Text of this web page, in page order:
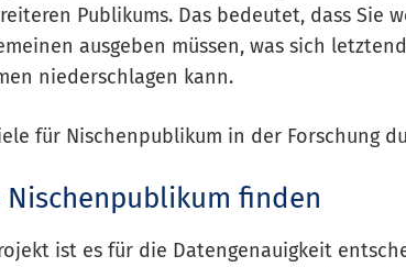
Publikums. Das bedeutet, dass Sie
ausgeben müssen, was sich
niederschlagen kann.
für Nischenpublikum in der Forschung
Nischenpublikum finden
ist es für die Datengenauigkeit